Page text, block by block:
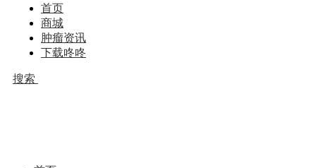
首页
商城
肿瘤资讯
下载咚咚
搜索